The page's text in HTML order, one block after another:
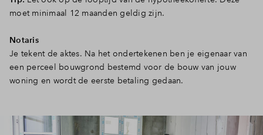
moet minimaal 12 maanden geldig zijn.
Notaris
Je tekent de aktes. Na het ondertekenen ben je eigenaar van
een perceel bouwgrond bestemd voor de bouw van jouw
woning en wordt de eerste betaling gedaan.